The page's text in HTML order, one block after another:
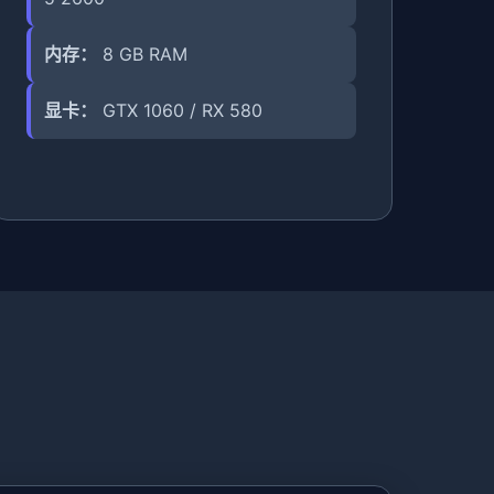
内存： 8 GB RAM
显卡： GTX 1060 / RX 580